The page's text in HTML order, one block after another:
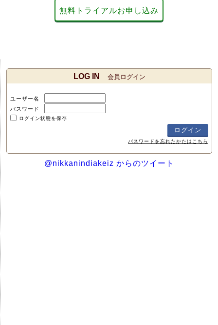
無料トライアルお申し込み
LOG IN 会員ログイン
ユーザー名
パスワード
ログイン状態を保存
パスワードを忘れたかたはこちら
@nikkanindiakeiz からのツイート